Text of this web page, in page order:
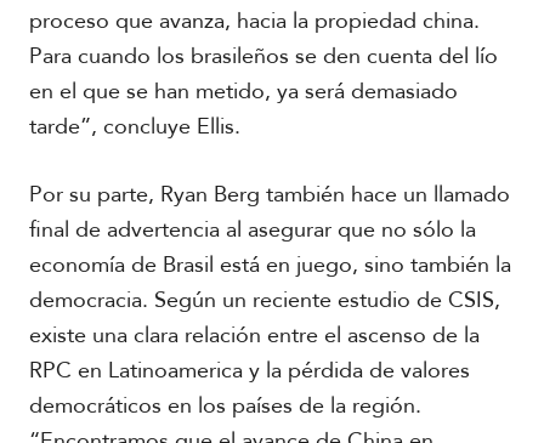
proceso que avanza, hacia la propiedad china.
Para cuando los brasileños se den cuenta del lío
en el que se han metido, ya será demasiado
tarde”, concluye Ellis.
Por su parte, Ryan Berg también hace un llamado
final de advertencia al asegurar que no sólo la
economía de Brasil está en juego, sino también la
democracia. Según un reciente estudio de CSIS,
existe una clara relación entre el ascenso de la
RPC en Latinoamerica y la pérdida de valores
democráticos en los países de la región.